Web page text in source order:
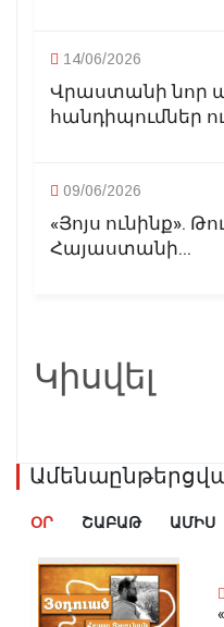
14/06/2026
Վրաստանի նոր
հանդիպումներ
09/06/2026
«Յոյս ունինք».
Հայաստանի...
Կիսվել
ՕՐ ՇԱԲԱԹ ԱՄԻՍ